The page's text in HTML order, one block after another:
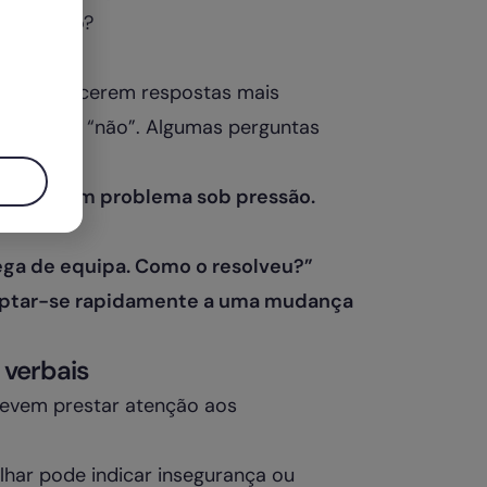
a fornecerem respostas mais
ou “não”. Algumas perguntas
um problema sob pressão.
de equipa. Como o resolveu?”
se rapidamente a uma mudança
prestar atenção aos
pode indicar insegurança ou